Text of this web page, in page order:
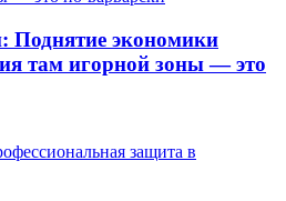
Поднятие экономики
там игорной зоны — это